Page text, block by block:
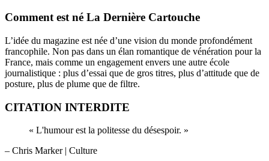
Comment est né La Dernière Cartouche
L’idée du magazine est née d’une vision du monde profondément
francophile. Non pas dans un élan romantique de vénération pour la
France, mais comme un engagement envers une autre école
journalistique : plus d’essai que de gros titres, plus d’attitude que de
posture, plus de plume que de filtre.
CITATION INTERDITE
« L'humour est la politesse du désespoir. »
– Chris Marker | Culture